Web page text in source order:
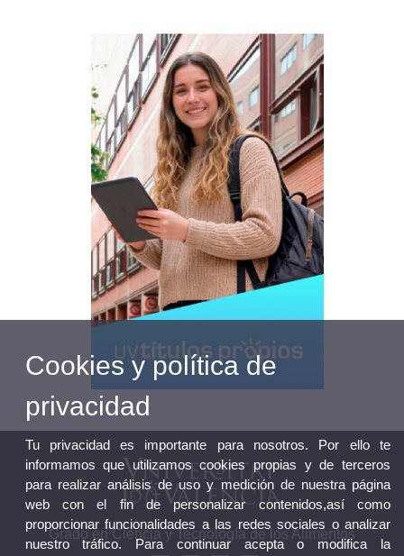
Grado en Ciencia y Tecnología de los Alimentos
Cookies y política de
privacidad
Tu privacidad es importante para nosotros. Por ello te
informamos que utilizamos cookies propias y de terceros
para realizar análisis de uso y medición de nuestra página
web con el fin de personalizar contenidos,así como
proporcionar funcionalidades a las redes sociales o analizar
nuestro tráfico. Para continuar acepta o modifica la